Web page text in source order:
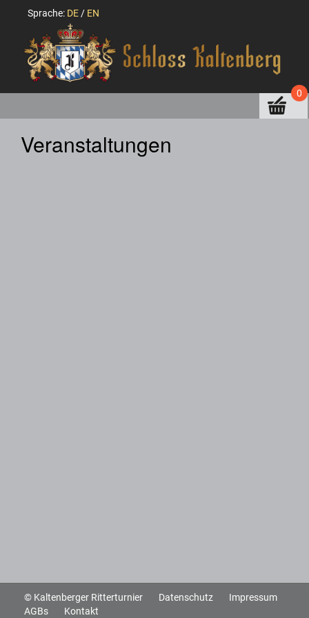
Sprache: DE / EN
0
Veranstaltungen
© Kaltenberger Ritterturnier Datenschutz
Impressum
AGBs
Kontakt